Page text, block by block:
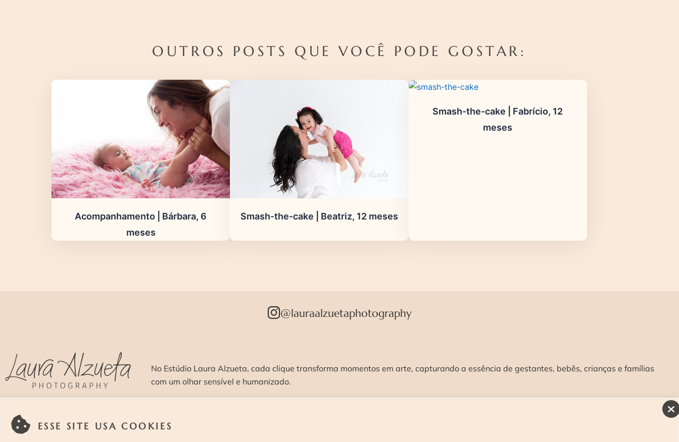
ESSE SITE USA COOKIES
OUTROS POSTS QUE VOCÊ PODE GOSTAR:
Acompanhamento | Bárbara, 6
meses
Smash-the-cake | Beatriz, 12 meses
Smash-the-cake | Fabrício, 12
meses
@lauraalzuetaphotography
No Estúdio Laura Alzueta, cada clique transforma momentos em arte, capturando a essência de gestantes, bebês, crianças e famílias
com um olhar sensível e humanizado.
SOBRE >
INSCREVA-SE E RECEBA NOSSAS NOVIDADES: